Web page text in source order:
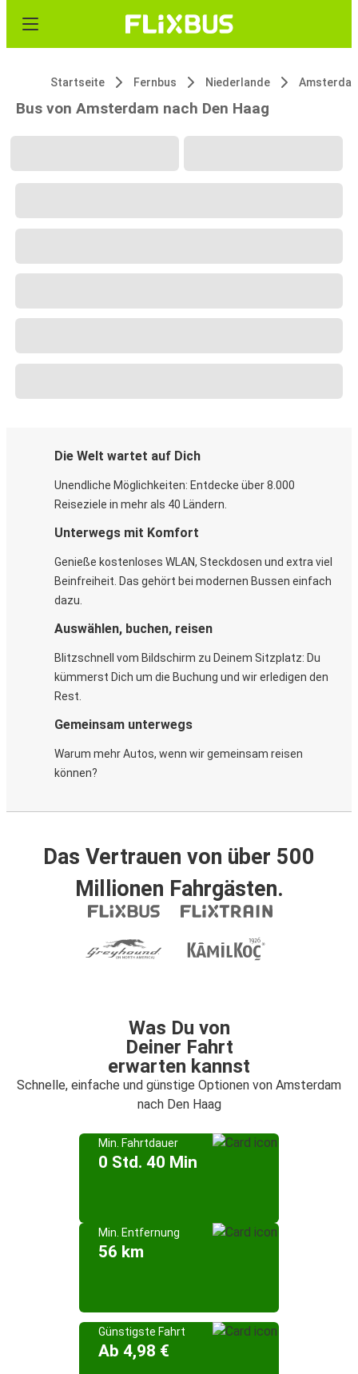
Startseite Fernbus Niederlande
Bus von Amsterdam nach Den Haag
Die Welt wartet auf Dich
Unendliche Möglichkeiten: Entdecke über 8.000
Reiseziele in mehr als 40 Ländern.
Unterwegs mit Komfort
Genieße kostenloses WLAN, Steckdosen und extra viel
Beinfreiheit. Das gehört bei modernen Bussen einfach
dazu.
Auswählen, buchen, reisen
Blitzschnell vom Bildschirm zu Deinem Sitzplatz: Du
kümmerst Dich um die Buchung und wir erledigen den
Rest.
Gemeinsam unterwegs
Warum mehr Autos, wenn wir gemeinsam reisen
können?
Das Vertrauen von über 500
Millionen Fahrgästen.
Was Du von
Deiner Fahrt
erwarten kannst
Schnelle, einfache und günstige Optionen von Amsterdam
nach Den Haag
Min. Fahrtdauer
0 Std. 40 Min
Min. Entfernung
56 km
Günstigste Fahrt
Ab 4,98 €